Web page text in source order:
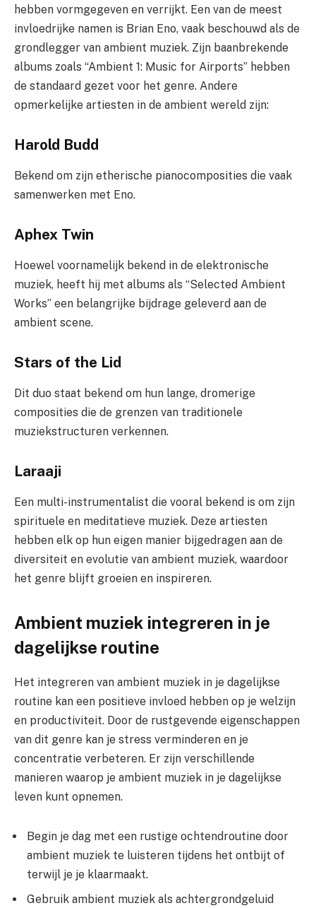
hebben vormgegeven en verrijkt. Een van de meest
invloedrijke namen is Brian Eno, vaak beschouwd als de
grondlegger van ambient muziek. Zijn baanbrekende
albums zoals “Ambient 1: Music for Airports” hebben
de standaard gezet voor het genre. Andere
opmerkelijke artiesten in de ambient wereld zijn:
Harold Budd
Bekend om zijn etherische pianocomposities die vaak
samenwerken met Eno.
Aphex Twin
Hoewel voornamelijk bekend in de elektronische
muziek, heeft hij met albums als “Selected Ambient
Works” een belangrijke bijdrage geleverd aan de
ambient scene.
Stars of the Lid
Dit duo staat bekend om hun lange, dromerige
composities die de grenzen van traditionele
muziekstructuren verkennen.
Laraaji
Een multi-instrumentalist die vooral bekend is om zijn
spirituele en meditatieve muziek. Deze artiesten
hebben elk op hun eigen manier bijgedragen aan de
diversiteit en evolutie van ambient muziek, waardoor
het genre blijft groeien en inspireren.
Ambient muziek integreren in je
dagelijkse routine
Het integreren van ambient muziek in je dagelijkse
routine kan een positieve invloed hebben op je welzijn
en productiviteit. Door de rustgevende eigenschappen
van dit genre kan je stress verminderen en je
concentratie verbeteren. Er zijn verschillende
manieren waarop je ambient muziek in je dagelijkse
leven kunt opnemen.
Begin je dag met een rustige ochtendroutine door
ambient muziek te luisteren tijdens het ontbijt of
terwijl je je klaarmaakt.
Gebruik ambient muziek als achtergrondgeluid